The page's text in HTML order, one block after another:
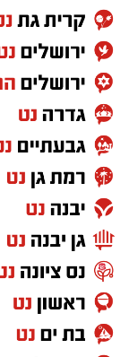
חלק מרכזי
סביב נוכחותו
מגן, מומחה
פרופ' מגן,
פנימית א'
מומחה ברפואה